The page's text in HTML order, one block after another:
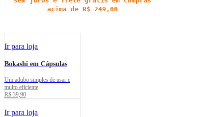
acima de R$ 249,00
Ir para loja
Bokashi em Cápsulas
Um adubo simples de usar e
muito eficiente
R$ 39,90
Ir para loja